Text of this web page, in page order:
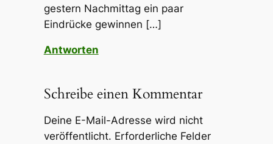
gestern Nachmittag ein paar
Eindrücke gewinnen […]
Antworten
Schreibe einen Kommentar
Deine E-Mail-Adresse wird nicht
veröffentlicht. Erforderliche Felder